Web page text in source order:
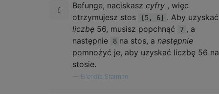
    for i=1,#temp do
        local test = eval(temp[i])
        if input == test then
            print(temp[i])
            return
        end
    end
    samples = temp
Befunge, naciskasz cyfry , więc
otrzymujesz stos
[5, 6]
. Aby uzyskać
liczbę 56, musisz popchnąć 7 , a
następnie
8 na stos, a następnie
pomnożyć je, aby uzyskać liczbę 56 na
stosie.
El'endia Starman